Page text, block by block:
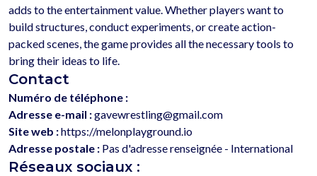
adds to the entertainment value. Whether players want to
build structures, conduct experiments, or create action-
packed scenes, the game provides all the necessary tools to
Contact
Numéro de téléphone :
Adresse e-mail :gavewrestling@gmail.com
Site web :https://melonplayground.io
Adresse postale : Pas d'adresse renseignée - International
Réseaux sociaux :